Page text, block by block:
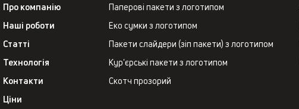
Про компанію
Наші роботи
Статті
Технологія
Контакти
Ціни
Паперові пакети з логотипом
Еко сумки з логотипом
Пакети слайдери (зіп пакети) з логотипом
Кур'єрські пакети з логотипом
Скотч прозорий